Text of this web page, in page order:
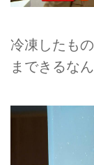
冷凍したも
まできるな